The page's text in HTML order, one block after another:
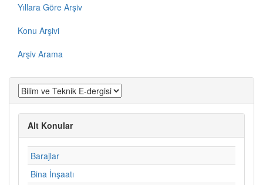
Yıllara Göre Arşiv
Konu Arşivi
Arşiv Arama
Alt Konular
Barajlar
Bina İnşaatı